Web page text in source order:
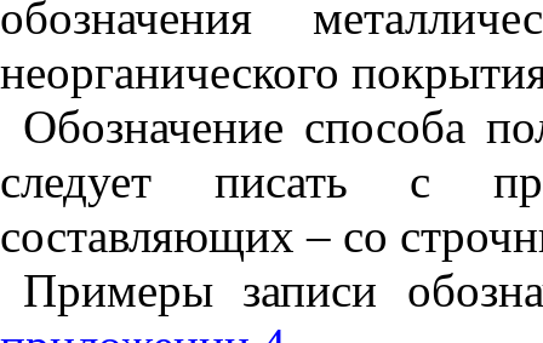
обозначения
неорганического
Обозначение способа
следует писать с
составляющих – со
Примеры записи